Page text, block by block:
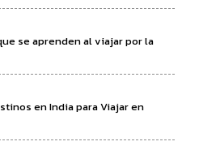
se aprenden al viajar por la
en India para Viajar en